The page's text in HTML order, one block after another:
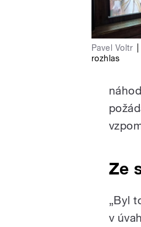
Pavel Voltr
rozhlas
Ze
„Byl
v